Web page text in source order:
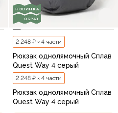
НОВИНКА
ОБРАЗ
2 248 ₽ × 4 части
Рюкзак однолямочный Сплав
Quest Way 4 серый
2 248 ₽ × 4 части
Рюкзак однолямочный Сплав
Quest Way 4 серый